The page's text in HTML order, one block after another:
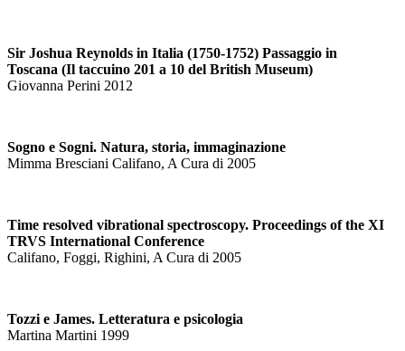
Sir Joshua Reynolds in Italia (1750-1752) Passaggio in
Toscana (Il taccuino 201 a 10 del British Museum)
Giovanna Perini 2012
Sogno e Sogni. Natura, storia, immaginazione
Mimma Bresciani Califano, A Cura di 2005
Time resolved vibrational spectroscopy. Proceedings of the XI
TRVS International Conference
Califano, Foggi, Righini, A Cura di 2005
Tozzi e James. Letteratura e psicologia
Martina Martini 1999